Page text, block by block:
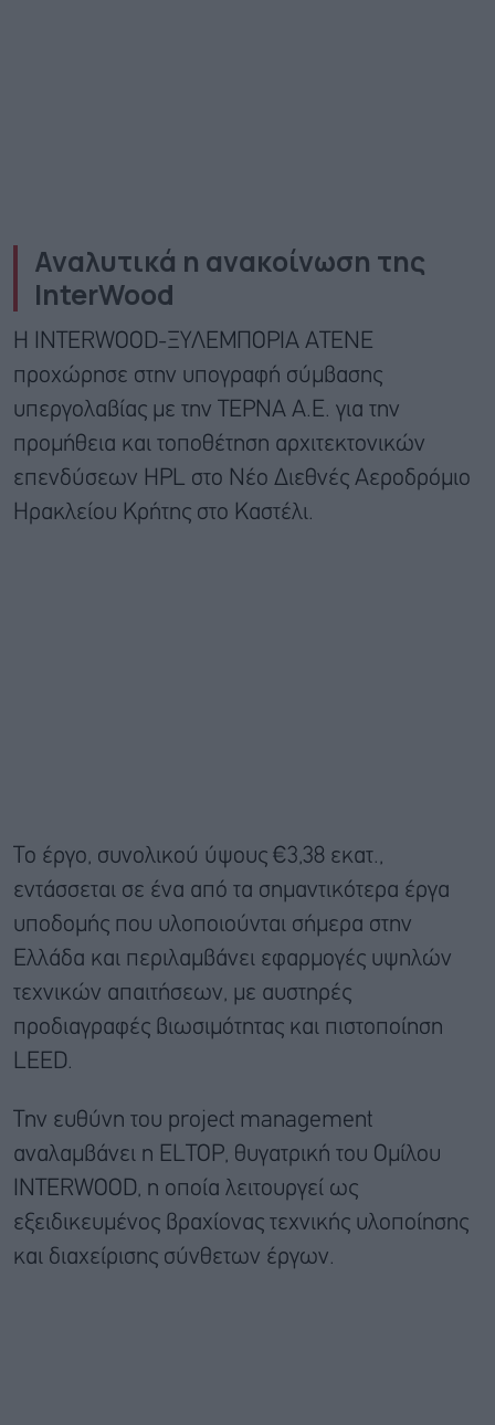
Αναλυτικά η ανακοίνωση της
InterWood
Η INTERWOOD-ΞΥΛΕΜΠΟΡΙΑ ΑΤΕΝΕ
προχώρησε στην υπογραφή σύμβασης
υπεργολαβίας με την ΤΕΡΝΑ Α.Ε. για την
προμήθεια και τοποθέτηση αρχιτεκτονικών
επενδύσεων HPL στο Νέο Διεθνές Αεροδρόμιο
Ηρακλείου Κρήτης στο Καστέλι.
Το έργο, συνολικού ύψους €3,38 εκατ.,
εντάσσεται σε ένα από τα σημαντικότερα έργα
υποδομής που υλοποιούνται σήμερα στην
Ελλάδα και περιλαμβάνει εφαρμογές υψηλών
τεχνικών απαιτήσεων, με αυστηρές
προδιαγραφές βιωσιμότητας και πιστοποίηση
LEED.
Την ευθύνη του project management
αναλαμβάνει η ELTOP, θυγατρική του Ομίλου
INTERWOOD, η οποία λειτουργεί ως
εξειδικευμένος βραχίονας τεχνικής υλοποίησης
και διαχείρισης σύνθετων έργων.